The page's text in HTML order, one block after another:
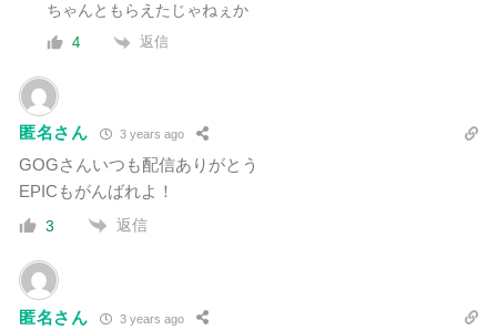
ちゃんともらえたじゃねぇか
4 返信
匿名さん 3 years ago
GOGさんいつも配信ありがとう
EPICもがんばれよ！
3 返信
匿名さん 3 years ago